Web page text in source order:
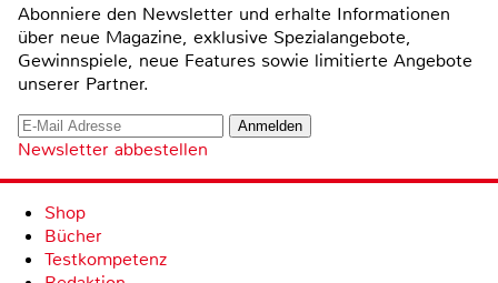
Abonniere den Newsletter und erhalte Informationen
über neue Magazine, exklusive Spezialangebote,
Gewinnspiele, neue Features sowie limitierte Angebote
unserer Partner.
Newsletter abbestellen
Shop
Bücher
Testkompetenz